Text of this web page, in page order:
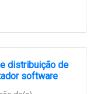
distribuição de
software